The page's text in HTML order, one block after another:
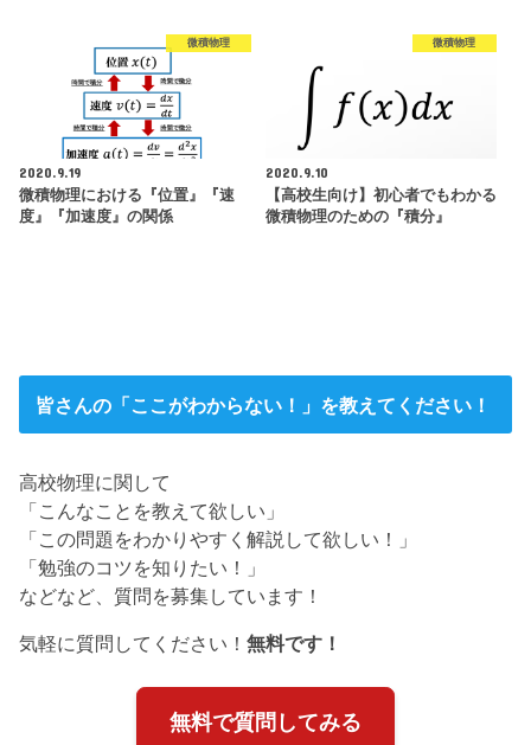
微積物理
2020.9.19
微積物理における『位置』『速
度』『加速度』の関係
微積物理
2020.9.10
【高校生向け】初心者でもわかる
微積物理のための『積分』
皆さんの「ここがわからない！」を教えてください！
高校物理に関して
「こんなことを教えて欲しい」
「この問題をわかりやすく解説して欲しい！」
「勉強のコツを知りたい！」
などなど、質問を募集しています！
気軽に質問してください！無料です！
無料で質問してみる